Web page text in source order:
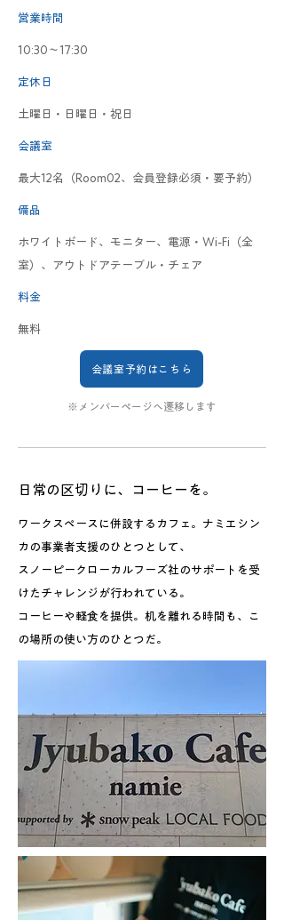
営業時間
10:30〜17:30
定休日
土曜日・日曜日・祝日
会議室
最大12名（Room02、会員登録必須・要予約）
備品
ホワイトボード、モニター、電源・Wi-Fi（全
室）、アウトドアテーブル・チェア
料金
無料
会議室予約はこちら
※メンバーページへ遷移します
日常の区切りに、コーヒーを。
ワークスペースに併設するカフェ。ナミエシン
カの事業者支援のひとつとして、
スノーピークローカルフーズ社のサポートを受
けたチャレンジが行われている。
コーヒーや軽食を提供。机を離れる時間も、こ
の場所の使い方のひとつだ。